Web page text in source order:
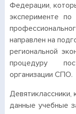
Федерации,
эксперименте по
направлен на
региональной
процедуру
организации СПО.
Девятиклассники,
данные учебные